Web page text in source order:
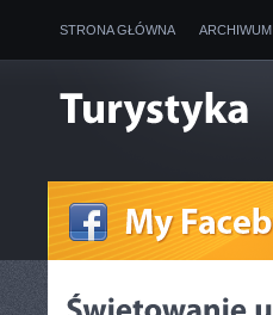
STRONA GŁÓWNA ARCHIWUM